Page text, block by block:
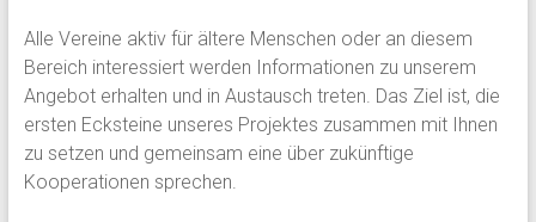
Alle Vereine aktiv für ältere Menschen oder an diesem
Bereich interessiert werden Informationen zu unserem
Angebot erhalten und in Austausch treten. Das Ziel ist, die
ersten Ecksteine unseres Projektes zusammen mit Ihnen
zu setzen und gemeinsam eine über zukünftige
Kooperationen sprechen.